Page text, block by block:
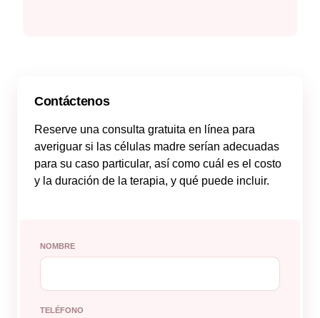
Contáctenos
Reserve una consulta gratuita en línea para
averiguar si las células madre serían adecuadas
para su caso particular, así como cuál es el costo
y la duración de la terapia, y qué puede incluir.
NOMBRE
TELÉFONO